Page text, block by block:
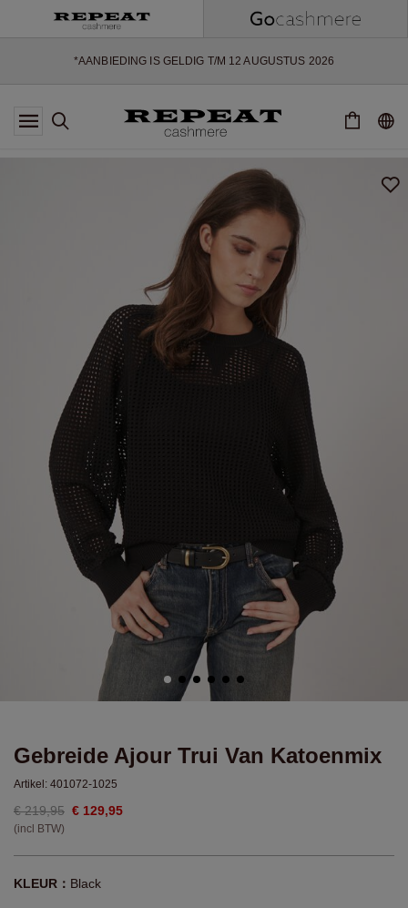
*AANBIEDING IS GELDIG T/M 12 AUGUSTUS 2026
*NIET GELDIG VOOR LIMITED EDITION
*UITZONDERINGEN KUNNEN VAN TOEPASSING ZIJN
SEIZOEN
EXTRA 10% OFF SALE
Gebreide Ajour Trui Van Katoenmix
Artikel: 401072-1025
€ 219,95 € 129,95
(incl BTW)
KLEUR： Black